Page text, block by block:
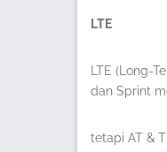
LTE
LTE (Long-
dan Sprint
tetapi AT &